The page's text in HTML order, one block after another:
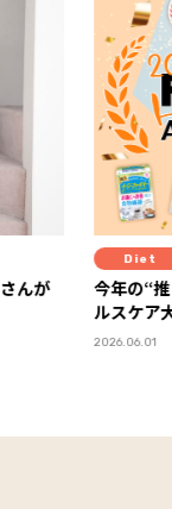
が決定！ 「FYTTEヘ
キング発表